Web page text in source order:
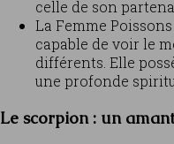
celle de son
La Femme
capable de voir le
différents. Elle
une profonde
Le scorpion : un